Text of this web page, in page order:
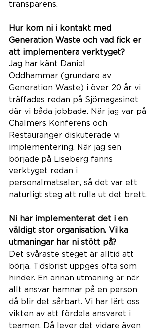
transparens.
Hur kom ni i kontakt med
Generation Waste och vad fick er
att implementera verktyget?
Jag har känt Daniel
Oddhammar (grundare av
Generation Waste) i över 20 år vi
träffades redan på Sjömagasinet
där vi båda jobbade. När jag var på
Chalmers Konferens och
Restauranger diskuterade vi
implementering. När jag sen
började på Liseberg fanns
verktyget redan i
personalmatsalen, så det var ett
naturligt steg att rulla ut det brett.
Ni har implementerat det i en
väldigt stor organisation. Vilka
utmaningar har ni stött på?
Det svåraste steget är alltid att
börja. Tidsbrist uppges ofta som
hinder. En annan utmaning är när
allt ansvar hamnar på en person
då blir det sårbart. Vi har lärt oss
vikten av att fördela ansvaret i
teamen. Då lever det vidare även